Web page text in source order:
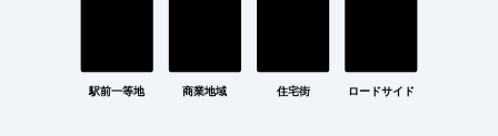
駅前一等地 商業地域 住宅街 ロードサイド